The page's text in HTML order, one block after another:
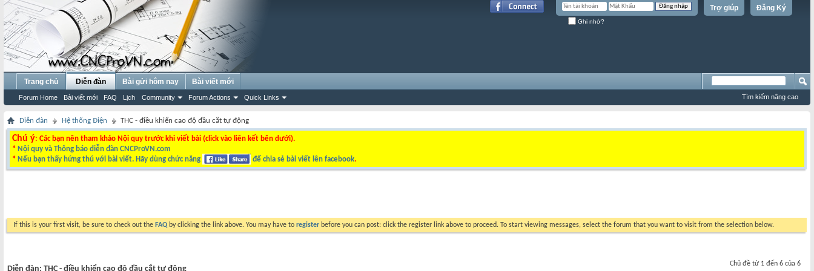
Đăng Ký
Trợ giúp
Ghi nhớ?
Trang chủ Diễn đàn
Forum Home Bài viết mới FAQ Lịch Community Forum Actions Quick Links
Bài gửi hôm nay Bài viết mới
Tìm kiếm nâng cao
Diễn đàn Hệ thống Điện THC - điều khiển cao độ đầu cắt tự động
Chú ý: Các bạn nên tham khảo Nội quy trước khi viết bài (click vào liên kết bên dưới).
* Nội quy và Thông báo diễn đàn CNCProVN.com
* Nếu bạn thấy hứng thú với bài viết. Hãy dùng chức năng để chia sẻ bài viết lên facebook.
If this is your first visit, be sure to check out the FAQ by clicking the link above. You may have to register before you can post: click the register link above to proceed. To start viewing messages, select the forum that you want to visit from the selection below.
Chủ đề từ 1 đến 6 của 6
Diễn đàn: THC - điều khiển cao độ đầu cắt tự động